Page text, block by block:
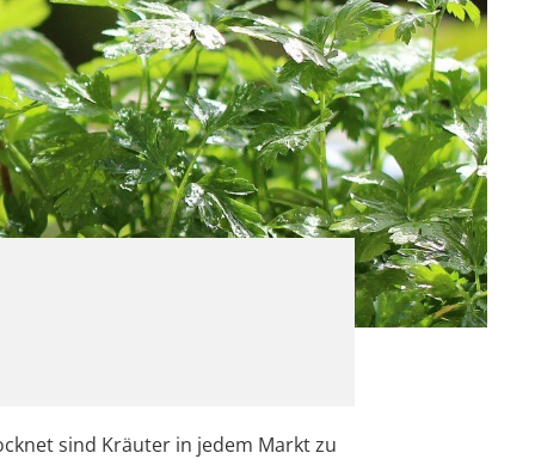
sind Kräuter in jedem Markt zu